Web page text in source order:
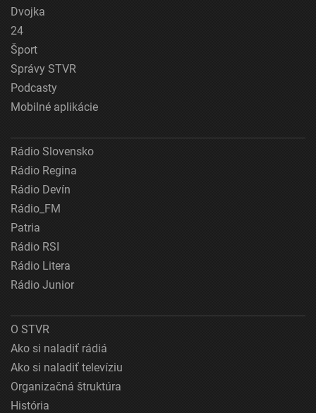
Dvojka
24
Šport
Správy STVR
Podcasty
Mobilné aplikácie
Rádio Slovensko
Rádio Regina
Rádio Devín
Rádio_FM
Patria
Rádio RSI
Rádio Litera
Rádio Junior
O STVR
Ako si naladiť rádiá
Ako si naladiť televíziu
Organizačná štruktúra
História